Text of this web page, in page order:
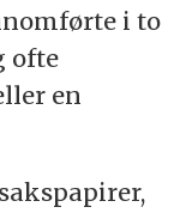
i to
ofte
en